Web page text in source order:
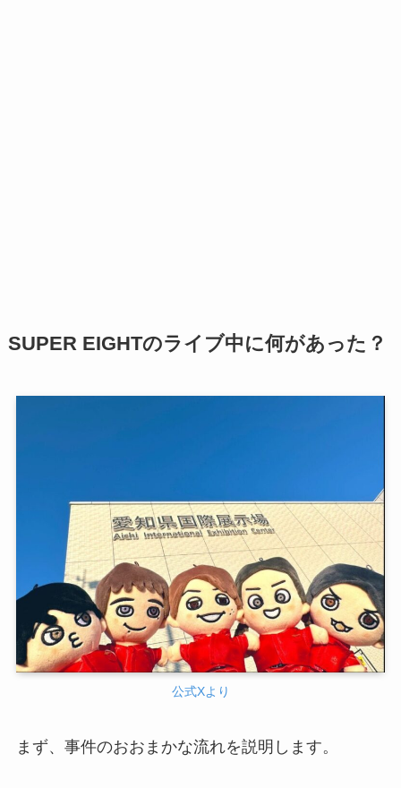
SUPER EIGHTのライブ中に何があった？
公式Xより
まず、事件のおおまかな流れを説明します。